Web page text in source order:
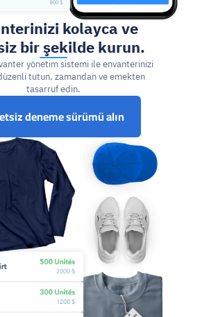
kolayca ve
bir şekilde kurun.
yönetim sistemi ile envanterinizi
tutun, zamandan ve emekten
tasarruf edin.
deneme sürümü alın